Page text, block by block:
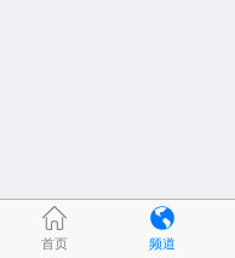
首页 频道